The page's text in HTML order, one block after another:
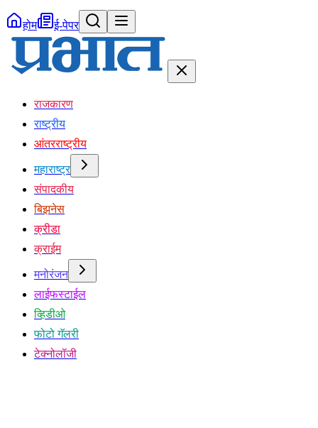
होम ई-पेपर
राजकारण
राष्ट्रीय
आंतरराष्ट्रीय
महाराष्ट्र
संपादकीय
बिझनेस
क्रीडा
क्राईम
मनोरंजन
लाईफस्टाईल
व्हिडीओ
फोटो गॅलरी
टेक्नोलॉजी